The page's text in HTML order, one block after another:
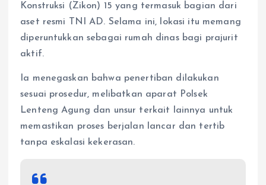
Konstruksi (Zikon) 15 yang termasuk bagian dari
aset resmi TNI AD. Selama ini, lokasi itu memang
diperuntukkan sebagai rumah dinas bagi prajurit
aktif.
Ia menegaskan bahwa penertiban dilakukan
sesuai prosedur, melibatkan aparat Polsek
Lenteng Agung dan unsur terkait lainnya untuk
memastikan proses berjalan lancar dan tertib
tanpa eskalasi kekerasan.